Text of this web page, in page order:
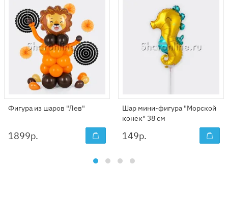
Фигура из шаров "Лев"
1899р.
Шар мини-фигура "Морской
конёк" 38 см
149р.